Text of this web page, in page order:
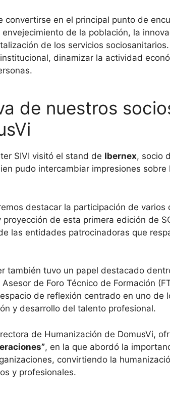
convertirse en el principal punto de
de la población, la
de los servicios
dinamizar la actividad
de nuestros
SIVI visitó el stand de Ibernex, socio
pudo intercambiar impresiones
destacar la participación de
de esta primera edición de
las entidades patrocinadoras que
también tuvo un papel destacado
de Foro Técnico de Formación
de reflexión centrado en uno
y desarrollo del talento profesional.
de Humanización de DomusVi,
, en la que abordó la
convirtiendo la
y profesionales.